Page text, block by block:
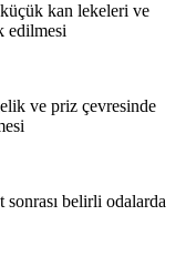
küçük kan lekeleri ve
edilmesi
ve priz çevresinde
belirli odalarda